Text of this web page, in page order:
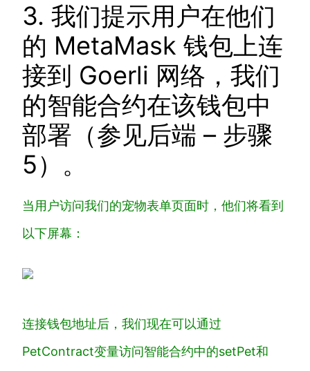
3. 我们提示用户在他们
的 MetaMask 钱包上连
接到 Goerli 网络，我们
的智能合约在该钱包中
部署（参见后端 – 步骤
5）。
当用户访问我们的宠物表单页面时，他们将看到
以下屏幕：
连接钱包地址后，我们现在可以通过
PetContract变量访问智能合约中的setPet和